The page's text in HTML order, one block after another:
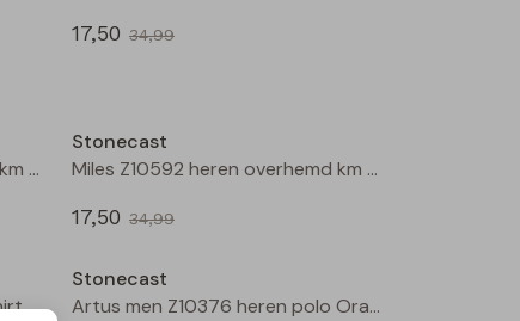
17,50 34,99
Steve Z10591 heren overhemd km Blauw
Stonecast
Miles Z10592 heren overhemd km Marine
17,50 34,99
Arturo men Z10307 heren T-Shirt km Raf
Stonecast
Artus men Z10376 heren polo Oranje